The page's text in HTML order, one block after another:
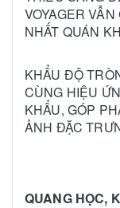
VOYAGER
NHẤT QUÁN
KHẨU ĐỘ
CÙNG HIỆU
KHẨU, GÓP
ẢNH ĐẶC
QUANG HỌC,